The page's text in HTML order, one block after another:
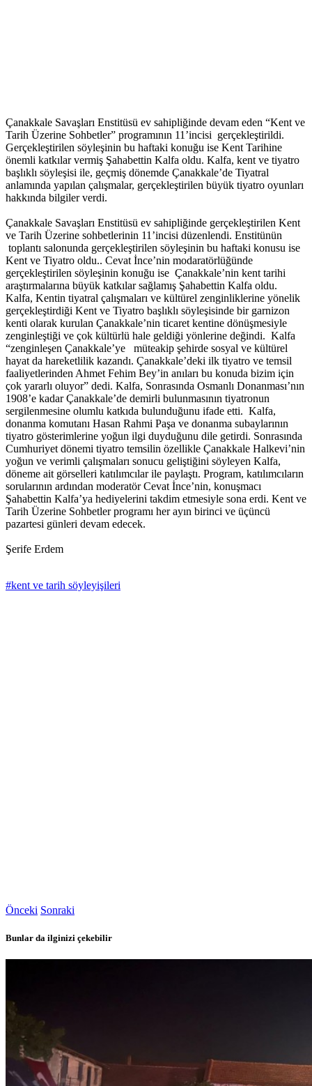
Çanakkale Savaşları Enstitüsü ev sahipliğinde devam eden “Kent ve
Tarih Üzerine Sohbetler” programının 11’incisi gerçekleştirildi.
Gerçekleştirilen söyleşinin bu haftaki konuğu ise Kent Tarihine
önemli katkılar vermiş Şahabettin Kalfa oldu. Kalfa, kent ve tiyatro
başlıklı söyleşisi ile, geçmiş dönemde Çanakkale’de Tiyatral
anlamında yapılan çalışmalar, gerçekleştirilen büyük tiyatro oyunları
hakkında bilgiler verdi.
Çanakkale Savaşları Enstitüsü ev sahipliğinde gerçekleştirilen Kent
ve Tarih Üzerine sohbetlerinin 11’incisi düzenlendi. Enstitünün
toplantı salonunda gerçekleştirilen söyleşinin bu haftaki konusu ise
Kent ve Tiyatro oldu.. Cevat İnce’nin modaratörlüğünde
gerçekleştirilen söyleşinin konuğu ise Çanakkale’nin kent tarihi
araştırmalarına büyük katkılar sağlamış Şahabettin Kalfa oldu.
Kalfa, Kentin tiyatral çalışmaları ve kültürel zenginliklerine yönelik
gerçekleştirdiği Kent ve Tiyatro başlıklı söyleşisinde bir garnizon
kenti olarak kurulan Çanakkale’nin ticaret kentine dönüşmesiyle
zenginleştiği ve çok kültürlü hale geldiği yönlerine değindi. Kalfa
“zenginleşen Çanakkale’ye müteakip şehirde sosyal ve kültürel
hayat da hareketlilik kazandı. Çanakkale’deki ilk tiyatro ve temsil
faaliyetlerinden Ahmet Fehim Bey’in anıları bu konuda bizim için
çok yararlı oluyor” dedi. Kalfa, Sonrasında Osmanlı Donanması’nın
1908’e kadar Çanakkale’de demirli bulunmasının tiyatronun
sergilenmesine olumlu katkıda bulunduğunu ifade etti. Kalfa,
donanma komutanı Hasan Rahmi Paşa ve donanma subaylarının
tiyatro gösterimlerine yoğun ilgi duyduğunu dile getirdi. Sonrasında
Cumhuriyet dönemi tiyatro temsilin özellikle Çanakkale Halkevi’nin
yoğun ve verimli çalışmaları sonucu geliştiğini söyleyen Kalfa,
döneme ait görselleri katılımcılar ile paylaştı. Program, katılımcıların
sorularının ardından moderatör Cevat İnce’nin, konuşmacı
Şahabettin Kalfa’ya hediyelerini takdim etmesiyle sona erdi. Kent ve
Tarih Üzerine Sohbetler programı her ayın birinci ve üçüncü
pazartesi günleri devam edecek.
Şerife Erdem
#kent ve tarih söyleyişileri
Önceki Sonraki
Bunlar da ilginizi çekebilir